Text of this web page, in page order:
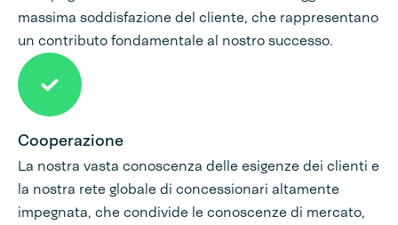
massima soddisfazione del cliente, che rappresentano
un contributo fondamentale al nostro successo.
Cooperazione
La nostra vasta conoscenza delle esigenze dei clienti e
la nostra rete globale di concessionari altamente
impegnata, che condivide le conoscenze di mercato,